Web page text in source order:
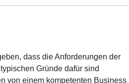
dass die Anforderungen der
Gründe dafür sind
von einem kompetenten Business